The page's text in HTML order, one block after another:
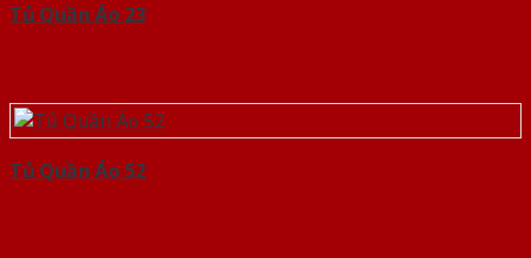
Tủ Quần Áo 23
Tủ Quần Áo 52